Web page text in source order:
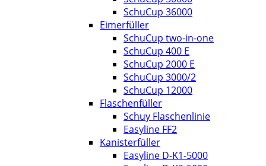
SchuCup 36000
Eimerfüller
SchuCup two-in-one
SchuCup 400 E
SchuCup 2000 E
SchuCup 3000/2
SchuCup 12000
Flaschenfüller
Schuy Flaschenlinie
Easyline FF2
Kanisterfüller
Easyline D-K1-5000